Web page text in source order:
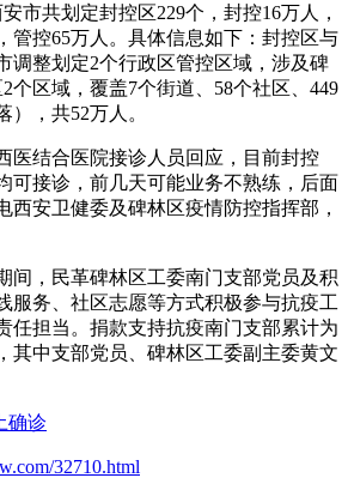
市共划定封控区229个，封控16万人，
管控65万人。具体信息如下：封控区与
调整划定2个行政区管控区域，涉及碑
个区域，覆盖7个街道、58个社区、449
，共52万人。
医结合医院接诊人员回应，目前封控
可接诊，前几天可能业务不熟练，后面
西安卫健委及碑林区疫情防控指挥部，
间，民革碑林区工委南门支部党员及积
服务、社区志愿等方式积极参与抗疫工
任担当。捐款支持抗疫南门支部累计为
其中支部党员、碑林区工委副主委黄文
确诊
32710.html